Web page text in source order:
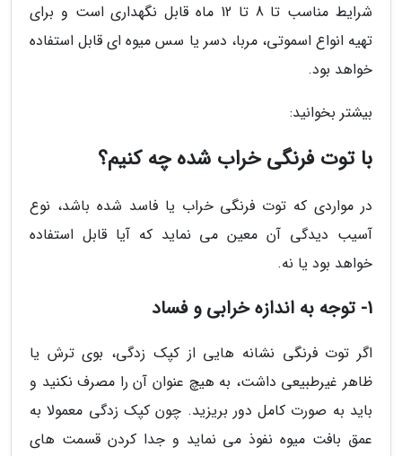
شرایط مناسب تا 8 تا 12 ماه قابل نگهداری است و برای
تهیه انواع اسموتی، مربا، دسر یا سس میوه ای قابل استفاده
خواهد بود.
بیشتر بخوانید:
با توت فرنگی خراب شده چه کنیم؟
در مواردی که توت فرنگی خراب یا فاسد شده باشد، نوع
آسیب دیدگی آن معین می نماید که آیا قابل استفاده
خواهد بود یا نه.
1- توجه به اندازه خرابی و فساد
اگر توت فرنگی نشانه هایی از کپک زدگی، بوی ترش یا
ظاهر غیرطبیعی داشت، به هیچ عنوان آن را مصرف نکنید و
باید به صورت کامل دور بریزید. چون کپک زدگی معمولا به
عمق بافت میوه نفوذ می نماید و جدا کردن قسمت های